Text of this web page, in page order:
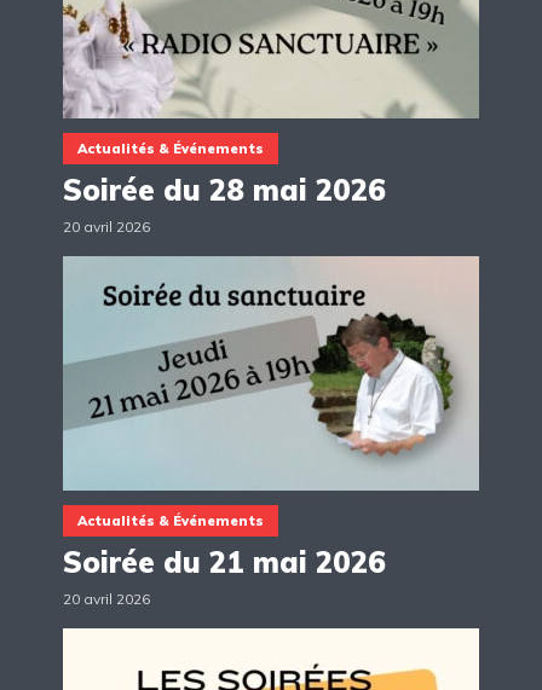
Actualités & Événements
Soirée du 28 mai 2026
20 avril 2026
Actualités & Événements
Soirée du 21 mai 2026
20 avril 2026